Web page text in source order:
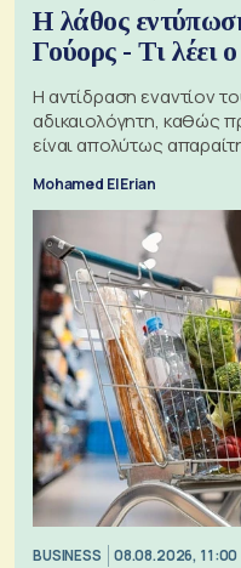
Η λάθος
Γούορς - Τι λέει
Η αντίδραση εναντίον
αδικαιολόγητη, καθώς
είναι απολύτως
Mohamed El Erian
BUSINESS 08.08.2026, 11:00